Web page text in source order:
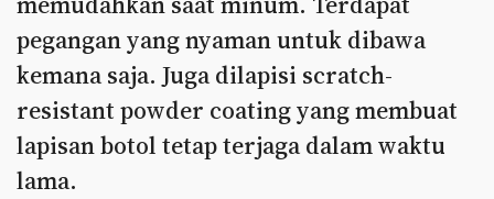
pegangan yang nyaman untuk dibawa
kemana saja. Juga dilapisi scratch-
resistant powder coating yang membuat
lapisan botol tetap terjaga dalam waktu
lama.